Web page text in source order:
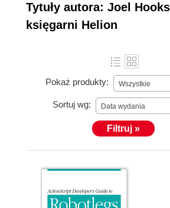
Tytuły autora: Joel
księgarni Helion
Pokaż produkty: Wszystkie
Sortuj wg: Data wydania
Filtruj »